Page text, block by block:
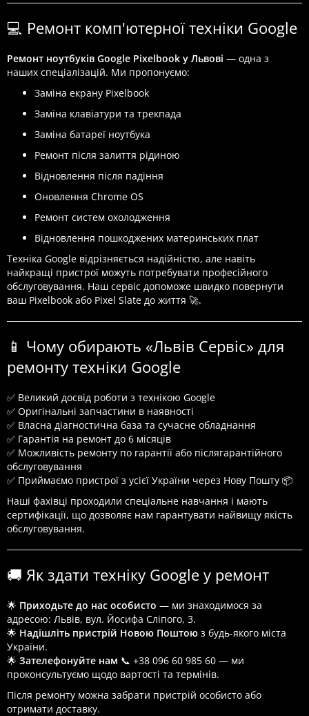
💻 Ремонт комп'ютерної техніки Google
Ремонт ноутбуків Google Pixelbook у Львові — одна з
наших спеціалізацій. Ми пропонуємо:
Заміна екрану Pixelbook
Заміна клавіатури та трекпада
Заміна батареї ноутбука
Ремонт після залиття рідиною
Відновлення після падіння
Оновлення Chrome OS
Ремонт систем охолодження
Відновлення пошкоджених материнських плат
Техніка Google відрізняється надійністю, але навіть
найкращі пристрої можуть потребувати професійного
обслуговування. Наш сервіс допоможе швидко повернути
ваш Pixelbook або Pixel Slate до життя 🚀.
📱 Чому обирають «Львів Сервіс» для
ремонту техніки Google
✅ Великий досвід роботи з технікою Google
✅ Оригінальні запчастини в наявності
✅ Власна діагностична база та сучасне обладнання
✅ Гарантія на ремонт до 6 місяців
✅ Можливість ремонту по гарантії або післягарантійного
обслуговування
✅ Приймаємо пристрої з усієї України через Нову Пошту 📦
Наші фахівці проходили спеціальне навчання і мають
сертифікації, що дозволяє нам гарантувати найвищу якість
обслуговування.
🚚 Як здати техніку Google у ремонт
🌟 Приходьте до нас особисто — ми знаходимося за
адресою: Львів, вул. Йосифа Сліпого, 3.
🌟 Надішліть пристрій Новою Поштою з будь-якого міста
України.
🌟 Зателефонуйте нам 📞 +38 096 60 985 60 — ми
проконсультуємо щодо вартості та термінів.
Після ремонту можна забрати пристрій особисто або
отримати доставку.